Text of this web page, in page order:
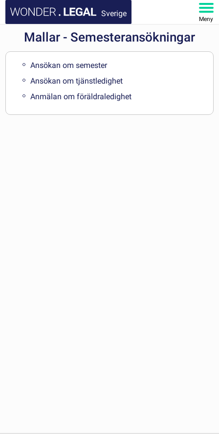
Sverige
Meny
STARTSIDA
DOKUMENT
MITT KONTO
Mallar - Semesteransökningar
Ansökan om semester
Ansökan om tjänstledighet
Anmälan om föräldraledighet